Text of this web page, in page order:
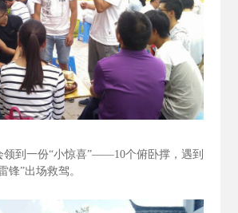
领到一份“小惊喜”——10个俯卧撑，遇到
锋”出场救驾。